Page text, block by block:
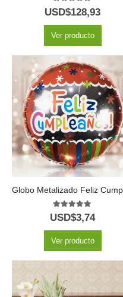
5.00out of 5
USD$128,93
Ver producto
5.00out of 5
USD$3,74
Ver producto